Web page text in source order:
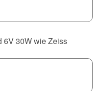
6V 30W wie Zeiss